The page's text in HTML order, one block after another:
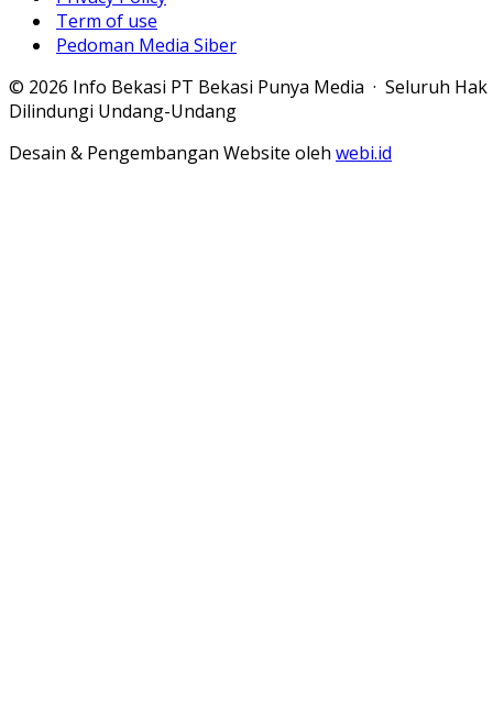
Term of use
Pedoman Media Siber
© 2026 Info Bekasi PT Bekasi Punya Media · Seluruh Hak
Dilindungi Undang-Undang
Desain & Pengembangan Website oleh webi.id